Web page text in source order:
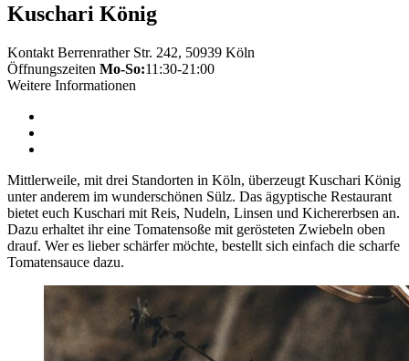
Kuschari König
Kontakt Berrenrather Str. 242, 50939 Köln
Öffnungszeiten Mo-So:11:30-21:00
Weitere Informationen
Mittlerweile, mit drei Standorten in Köln, überzeugt Kuschari König
unter anderem im wunderschönen Sülz. Das ägyptische Restaurant
bietet euch Kuschari mit Reis, Nudeln, Linsen und Kichererbsen an.
Dazu erhaltet ihr eine Tomatensoße mit gerösteten Zwiebeln oben
drauf. Wer es lieber schärfer möchte, bestellt sich einfach die scharfe
Tomatensauce dazu.